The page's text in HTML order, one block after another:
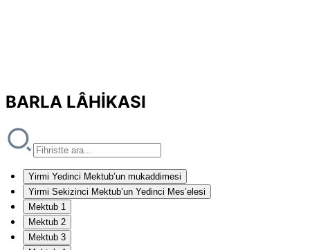
BARLA LÂHİKASI
Yirmi Yedinci Mektub’un mukaddimesi
Yirmi Sekizinci Mektub’un Yedinci Mes’elesi
Mektub 1
Mektub 2
Mektub 3